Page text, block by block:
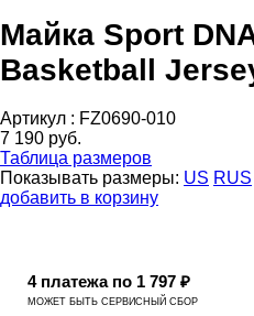
Майка Sport
Basketball
Артикул : FZ0690-010
7 190 руб.
Таблица размеров
Показывать размеры: US RUS
добавить в корзину
4 платежа по 1 797 ₽
МОЖЕТ БЫТЬ СЕРВИСНЫЙ СБОР